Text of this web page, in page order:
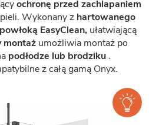
ochronę przed zachlapaniem
Wykonany z hartowanego
powłoką EasyClean, ułatwiającą
montaż umożliwia montaż po
podłodze lub brodziku .
z całą gamą Onyx.